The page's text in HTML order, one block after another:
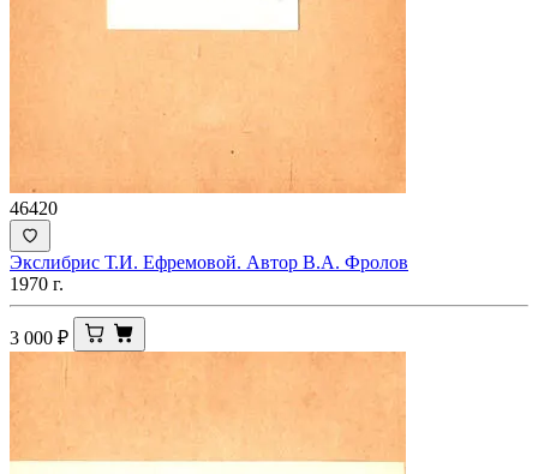
46420
Экслибрис Т.И. Ефремовой. Автор В.А. Фролов
1970 г.
3 000 ₽